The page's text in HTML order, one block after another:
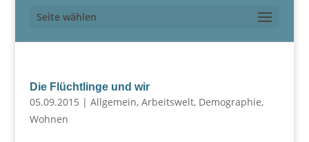
Seite wählen
Die Flüchtlinge und wir
05.09.2015 | Allgemein, Arbeitswelt, Demographie,
Wohnen